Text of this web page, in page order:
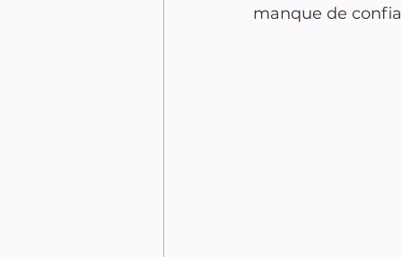
manque de